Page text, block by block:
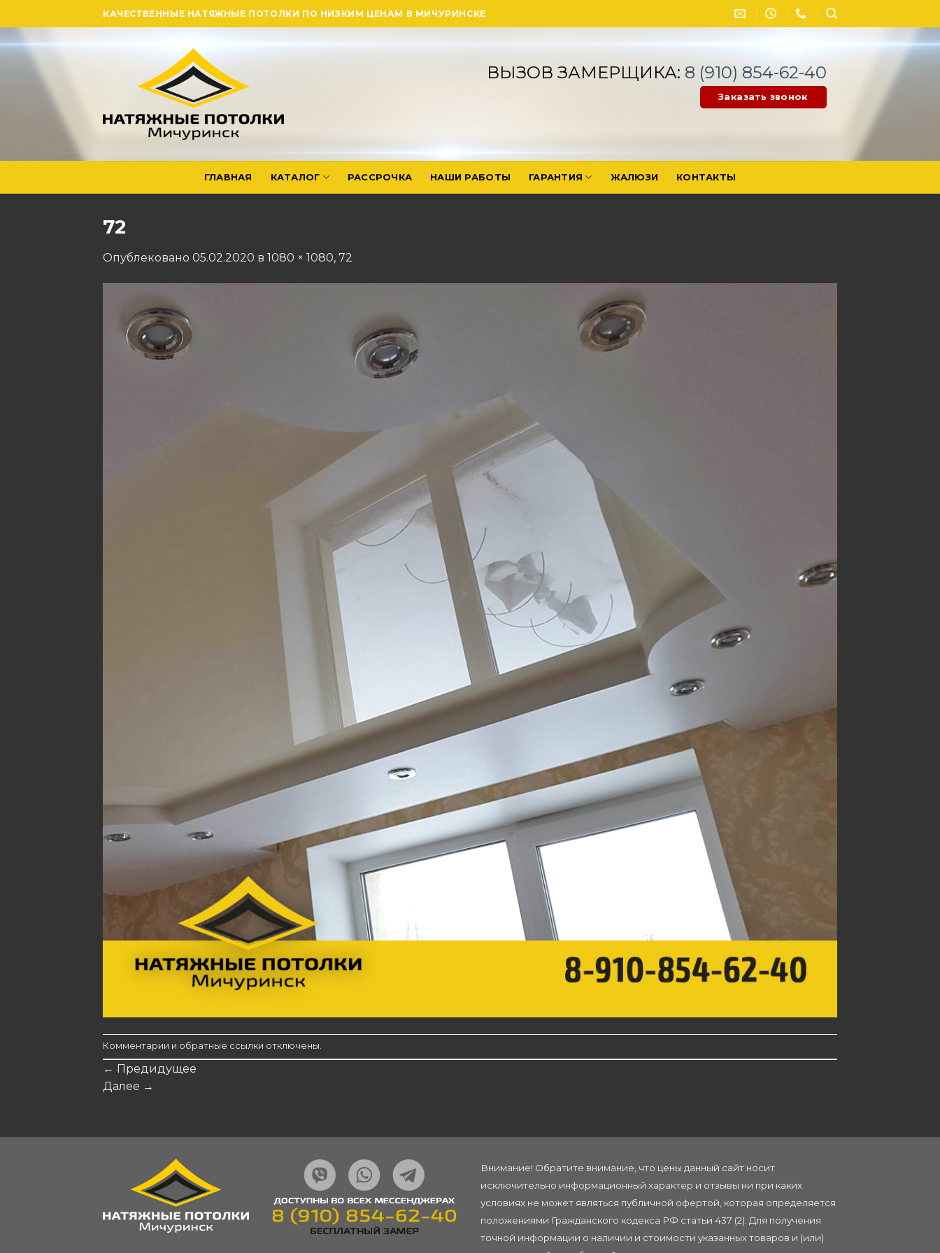
to
content
КАЧЕСТВЕННЫЕ НАТЯЖНЫЕ ПОТОЛКИ ПО НИЗКИМ ЦЕНАМ В МИЧУРИНСКЕ
ВЫЗОВ ЗАМЕРЩИКА: 8 (910) 854-62-40
Заказать звонок
ГЛАВНАЯ КАТАЛОГ РАССРОЧКА НАШИ РАБОТЫ ГАРАНТИЯ ЖАЛЮЗИ КОНТАКТЫ
72
Опублековано 05.02.2020 в 1080 × 1080, 72
Комментарии и обратные ссылки отключены.
← Предидущее
Далее →
Внимание! Обратите внимание, что цены данный сайт носит
исключительно информационный характер и отзывы ни при каких
условиях не может являться публичной офертой, которая определяется
положениями Гражданского кодекса РФ статьи 437 (2). Для получения
точной информации о наличии и стоимости указанных товаров и (или)